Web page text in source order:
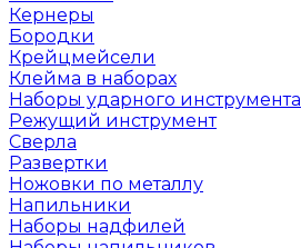
Кернеры
Бородки
Крейцмейсели
Клейма в наборах
Наборы ударного инструмента
Режущий инструмент
Сверла
Развертки
Ножовки по металлу
Напильники
Наборы надфилей